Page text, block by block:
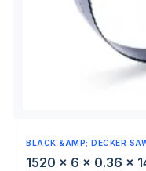
BLACK &AMP; DECKER
1520 x 6 x 0.36 x